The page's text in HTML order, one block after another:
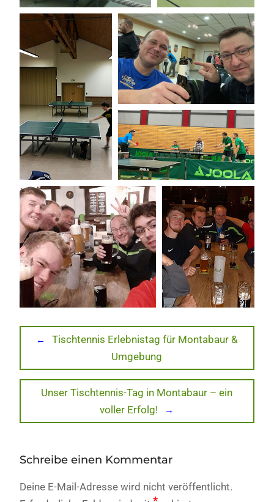
Beitragsnavigation
Previous
Tischtennis Erlebnistag für Montabaur &
Umgebung
Next
Unser Tischtennis-Tag in Montabaur – ein
voller Erfolg!
Schreibe einen Kommentar
Deine E-Mail-Adresse wird nicht veröffentlicht.